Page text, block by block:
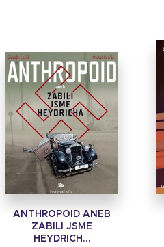
ANTHROPOID ANEB
ZABILI JSME
HEYDRICH...